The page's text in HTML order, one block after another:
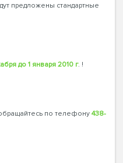
предложены стандартные
до 1 января 2010 г. !
по телефону 438-